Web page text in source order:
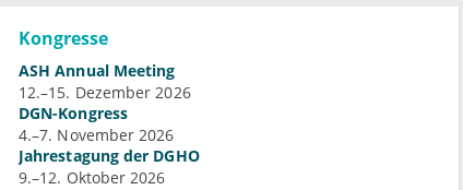
Kongresse
ASH Annual Meeting
12.–15. Dezember 2026
DGN-Kongress
4.–7. November 2026
Jahrestagung der DGHO
9.–12. Oktober 2026